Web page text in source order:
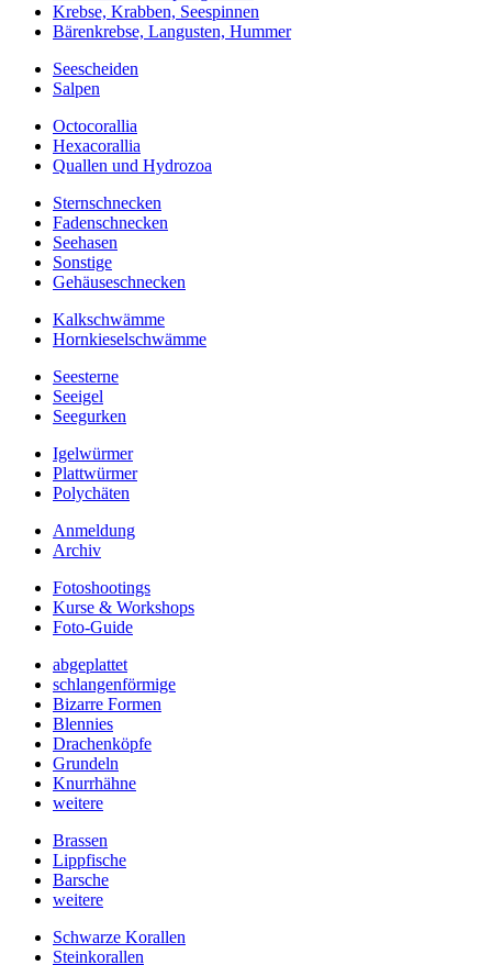
Krebse, Krabben, Seespinnen
Bärenkrebse, Langusten, Hummer
Seescheiden
Salpen
Octocorallia
Hexacorallia
Quallen und Hydrozoa
Sternschnecken
Fadenschnecken
Seehasen
Sonstige
Gehäuseschnecken
Kalkschwämme
Hornkieselschwämme
Seesterne
Seeigel
Seegurken
Igelwürmer
Plattwürmer
Polychäten
Anmeldung
Archiv
Fotoshootings
Kurse & Workshops
Foto-Guide
abgeplattet
schlangenförmige
Bizarre Formen
Blennies
Drachenköpfe
Grundeln
Knurrhähne
weitere
Brassen
Lippfische
Barsche
weitere
Schwarze Korallen
Steinkorallen